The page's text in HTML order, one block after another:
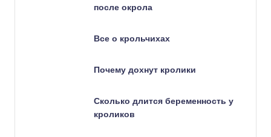
после окрола
Все о крольчихах
Почему дохнут кролики
Сколько длится беременность у
кроликов